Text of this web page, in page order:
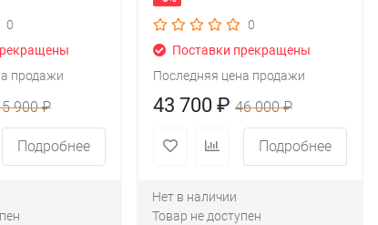
0
продажи
900 ₽
Подробнее
0
Поставки прекращены
Последняя цена продажи
43 700 ₽46 000 ₽
Подробнее
Нет в наличии
Товар не доступен